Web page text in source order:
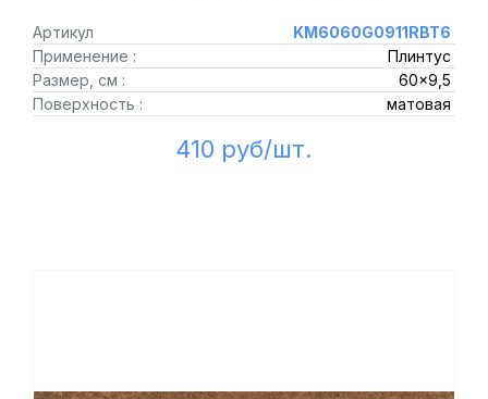
Артикул
KM6060G0911RBT6
Применение :
Плинтус
Размер, см :
60x9,5
Поверхность :
матовая
410 руб/шт.